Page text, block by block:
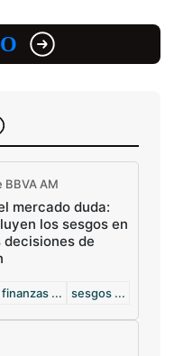
BBVA AM
mercado duda:
los sesgos en
decisiones de
finanzas ... sesgos ...